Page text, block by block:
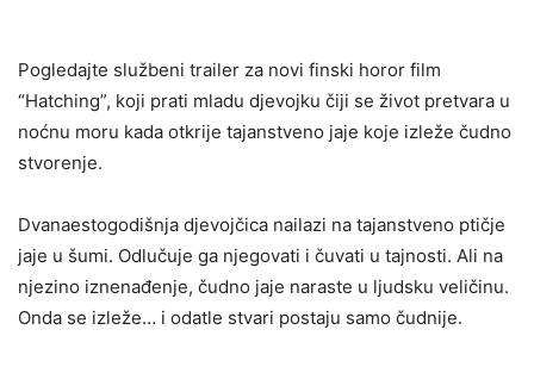
Pogledajte službeni trailer za novi finski horor film
“Hatching”, koji prati mladu djevojku čiji se život pretvara u
noćnu moru kada otkrije tajanstveno jaje koje izleže čudno
stvorenje.
Dvanaestogodišnja djevojčica nailazi na tajanstveno ptičje
jaje u šumi. Odlučuje ga njegovati i čuvati u tajnosti. Ali na
njezino iznenađenje, čudno jaje naraste u ljudsku veličinu.
Onda se izleže… i odatle stvari postaju samo čudnije.